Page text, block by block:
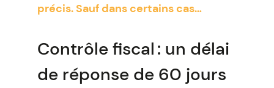
précis. Sauf dans certains cas…
Contrôle fiscal : un délai
de réponse de 60 jours